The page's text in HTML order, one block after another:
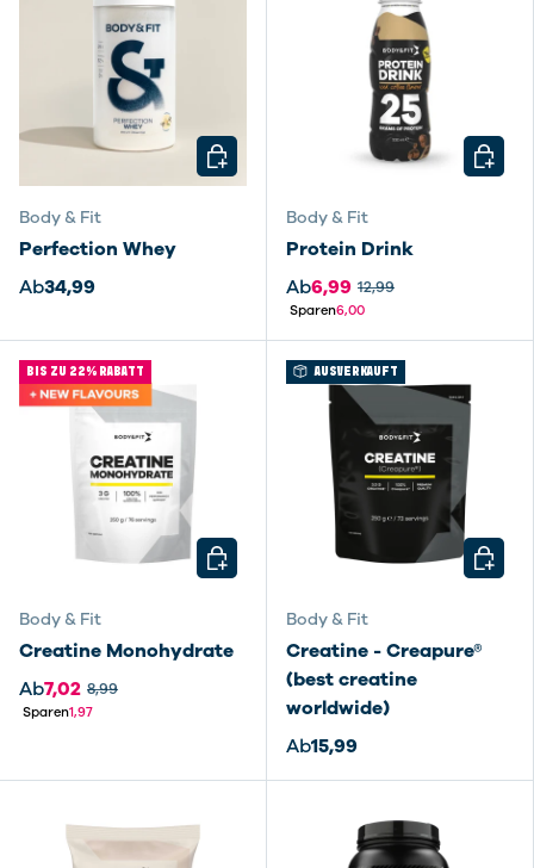
Body & Fit
Perfection Whey
Ab34,99
OPTIONEN AUSWÄHLEN
Body & Fit
Protein Drink
Ab6,99 12,99
Sparen6,00
BIS ZU 22% RABATT
Body & Fit
Creatine Monohydrate
Ab7,02 8,99
Sparen1,97
OPTIONEN AUSWÄHLEN
AUSVERKAUFT
Body & Fit
Creatine - Creapure®
(best creatine
worldwide)
Ab15,99